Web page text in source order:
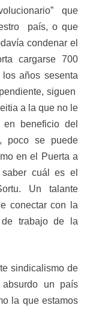
que
país, o que
condenar el
cargarse 700
años sesenta
siguen
a la que no le
beneficio del
poco se puede
en el Puerta a
cuál es el
Un talante
conectar con la
trabajo de la
sindicalismo de
un país
la que estamos